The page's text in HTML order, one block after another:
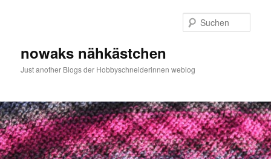
nowaks nähkästchen
Just another Blogs der Hobbyschneiderinnen weblog